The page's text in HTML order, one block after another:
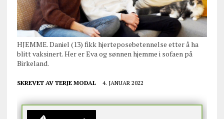
HJEMME. Daniel (13) fikk hjerteposebetennelse etter å ha
blitt vaksinert. Her er Eva og sønnen hjemme i sofaen på
Birkeland.
SKREVET AV TERJE MODAL 4. JANUAR 2022